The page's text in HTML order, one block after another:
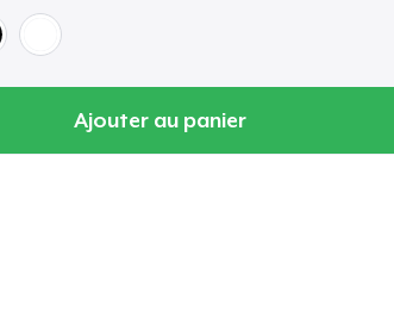
Ajouter au panier